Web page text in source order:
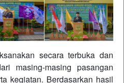
secara terbuka dan
masing-masing pasangan
kegiatan. Berdasarkan hasil